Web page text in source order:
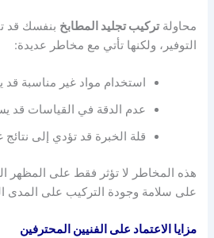
محاولةتركيب تجليد المطابخ بنفسك قد
التوفير، ولكنها تأتي مع مخاطر عديدة:
استخدام مواد غير مناسبة
عدم الدقة في القياسات قد
قلة الخبرة قد تؤدي إلى نتائج
هذه المخاطر لا تؤثر فقط على المظهر
على سلامة وجودة التركيب على المدى
مزايا الاعتماد على الفنيين المحترفين